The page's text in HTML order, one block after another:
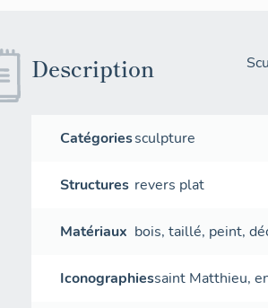
Description
Catégoriessculpture
Structures revers plat
Matériaux bois,taillé, peint,
Iconographiessaint Matthieu,